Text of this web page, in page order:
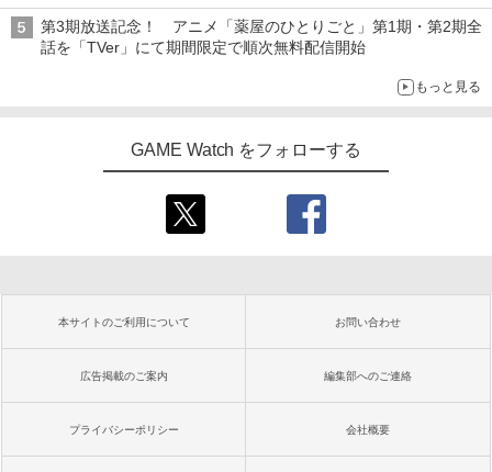
スクエニ・e-STOREで予約受付中
第3期放送記念！ アニメ「薬屋のひとりごと」第1期・第2期全
話を「TVer」にて期間限定で順次無料配信開始
もっと見る
GAME Watch をフォローする
本サイトのご利用について お問い合わせ
広告掲載のご案内 編集部へのご連絡
プライバシーポリシー 会社概要